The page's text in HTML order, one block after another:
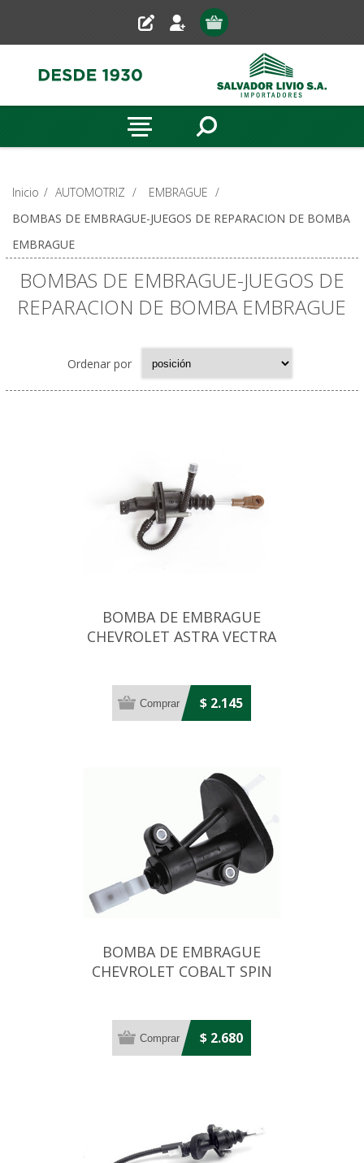
Inicio / AUTOMOTRIZ / EMBRAGUE /
BOMBAS DE EMBRAGUE-JUEGOS DE REPARACION DE BOMBA
EMBRAGUE
BOMBAS DE EMBRAGUE-JUEGOS DE
REPARACION DE BOMBA EMBRAGUE
Ordenar por
BOMBA DE EMBRAGUE
CHEVROLET ASTRA VECTRA
$ 2.145
BOMBA DE EMBRAGUE
CHEVROLET COBALT SPIN
$ 2.680